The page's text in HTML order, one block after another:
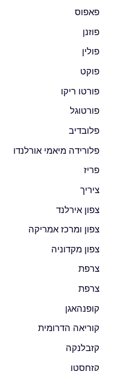
פאפוס
פוזנן
פולין
פוקט
פורטו ריקו
פורטוגל
פלובדיב
פלורידה מיאמי אורלנדו
פריז
ציריך
צפון אירלנד
צפון ומרכז אמריקה
צפון מקדוניה
צרפת
צרפת
קופנהאגן
קוריאה הדרומית
קזבלנקה
קזחסטן